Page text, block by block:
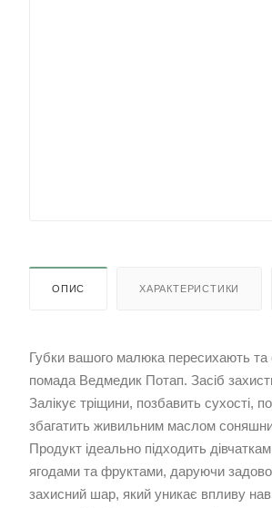
ОПИС ХАРАКТЕРИСТИКИ
Губки вашого малюка пересихають та
помада Ведмедик Потап. Засіб
Залікує тріщини, позбавить сухості,
збагатить живильним маслом
Продукт ідеально підходить
ягодами та фруктами, даруючи
захисний шар, який уникає впливу